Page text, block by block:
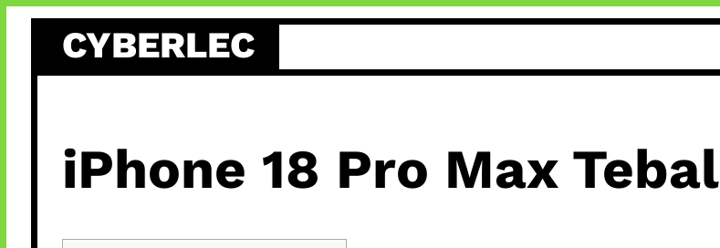
content
CYBERLEC
iPhone 18 Pro Max Tebal